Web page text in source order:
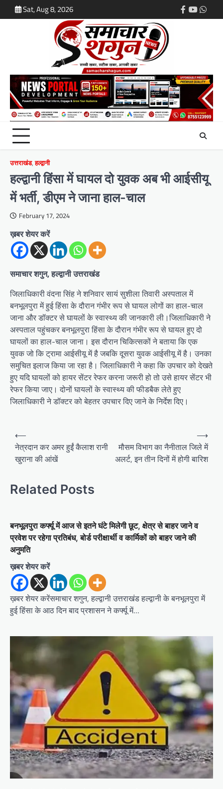
to
Sat, Aug 8, 2026 Facebook
Youtube
उत्तराखंड,हल्द्वानी
हल्द्वानी हिंसा में घायल दो युवक अब भी आईसीयू
में भर्ती, डीएम ने जाना हाल-चाल
February 17, 2024
ख़बर शेयर करें
समाचार शगुन, हल्द्वानी उत्तराखंड
जिलाधिकारी वंदना सिंह ने शनिवार सायं सुशीला तिवारी अस्पताल में
बनभूलपुरा में हुई हिंसा के दौरान गंभीर रूप से घायल लोगों का हाल-चाल
जाना और डॉक्टर से घायलों के स्वास्थ्य की जानकारी ली।जिलाधिकारी ने
अस्पताल पहुंचकर बनभूलपुरा हिंसा के दौरान गंभीर रूप से घायल हुए दो
घायलों का हाल-चाल जाना। इस दौरान चिकित्सकों ने बताया कि एक
युवक जो कि ट्रामा आईसीयू में है जबकि दूसरा युवक आईसीयू में है। उनका
समुचित इलाज किया जा रहा है। जिलाधिकारी ने कहा कि उपचार को देखते
हुए यदि घायलों को हायर सेंटर रेफर करना जरूरी हो तो उसे हायर सेंटर भी
रेफर किया जाए। दोनों घायलों के स्वास्थ्य की फीडबैक लेते हुए
जिलाधिकारी ने डॉक्टर को बेहतर उपचार दिए जाने के निर्देश दिए।
o
n
v
i
g
a
t
i
o
⟵
नेत्रदान कर अमर हुईं कैलाश रानी
खुराना की आंखें
मौसम विभाग का नैनीताल जिले में
अलर्ट, इन तीन दिनों में होगी बारिश
⟶
Related Posts
बनभूलपुरा कर्फ्यू में आज से इतने घंटे मिलेगी छूट, क्षेत्र से बाहर जाने व‌
प्रवेश पर रहेगा प्रतिबंध, बोर्ड परीक्षार्थी व‌ कार्मिकों को बाहर जाने की
अनुमति
ख़बर शेयर करें
ख़बर शेयर करेंसमाचार शगुन, हल्द्वानी उत्तराखंड हल्द्वानी के बनभूलपुरा में
हुई हिंसा के आठ दिन बाद प्रशासन ने कर्फ्यू में…